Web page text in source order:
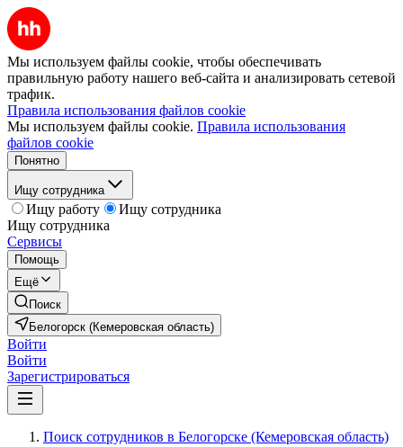
Мы используем файлы cookie, чтобы обеспечивать
правильную работу нашего веб-сайта и анализировать сетевой
трафик.
Правила использования файлов cookie
Мы используем файлы cookie. Правила использования
файлов cookie
Понятно
Ищу сотрудника
Ищу работу
Ищу сотрудника
Ищу сотрудника
Сервисы
Помощь
Ещё
Поиск
Белогорск (Кемеровская область)
Войти
Войти
Зарегистрироваться
Поиск сотрудников в Белогорске (Кемеровская область)